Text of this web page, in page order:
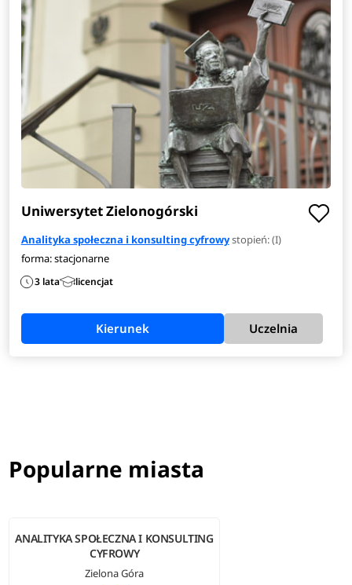
absolwentów w pracy będzie np. analizowanie zachowań
społecznych w środowisku cyfrowym, interpretowanie
wyników badań ankietowych.Zobaczpełen opis kierunku>
Uniwersytet Zielonogórski
Analityka społeczna i konsulting cyfrowystopień: (I)
forma: stacjonarne
3 lata licencjat
Kierunek Uczelnia
Popularne miasta
ANALITYKA SPOŁECZNA I KONSULTING
CYFROWY
Zielona Góra